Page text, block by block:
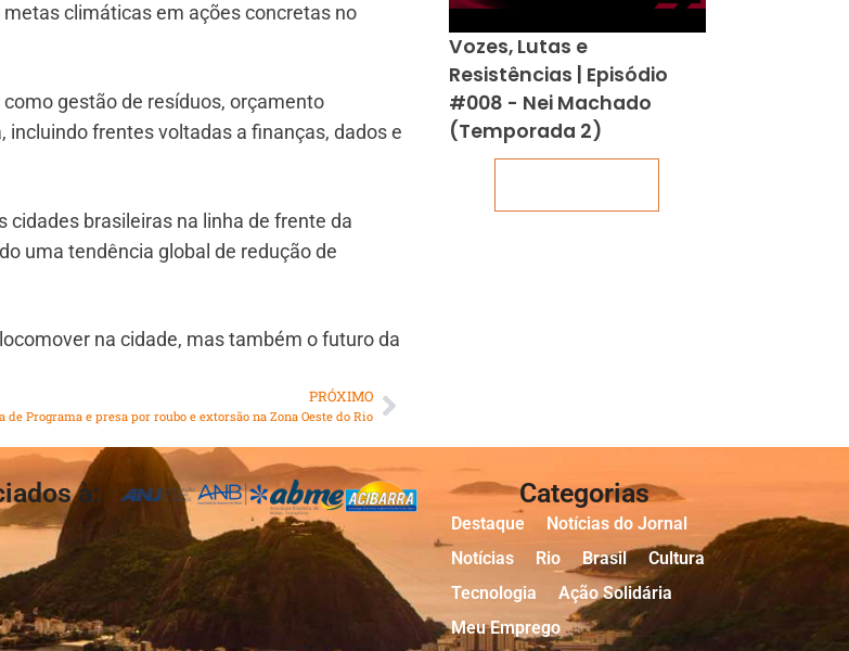
climáticas em ações concretas no
gestão de resíduos, orçamento
frentes voltadas a finanças, dados e
cidades brasileiras na linha de frente da
uma tendência global de redução de
na cidade, mas também o futuro da
PRÓXIMO
de Programa e presa por roubo e extorsão na Zona Oeste do Rio
Vozes, Lutas e
Resistências | Episódio
#008 - Nei Machado
(Temporada 2)
à: Categorias
Destaque
Notícias do Jornal
Notícias
Rio Brasil
Cultura
Tecnologia
Ação Solidária
Meu Emprego